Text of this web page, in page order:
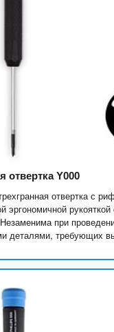
отвертка Y000
отвертка с
эргономичной
при
деталями, требующих